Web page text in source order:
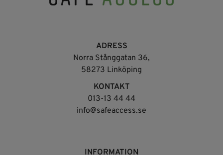
ADRESS
Norra Stånggatan 36,
58273 Linköping
KONTAKT
013-13 44 44
info@safeaccess.se
INFORMATION